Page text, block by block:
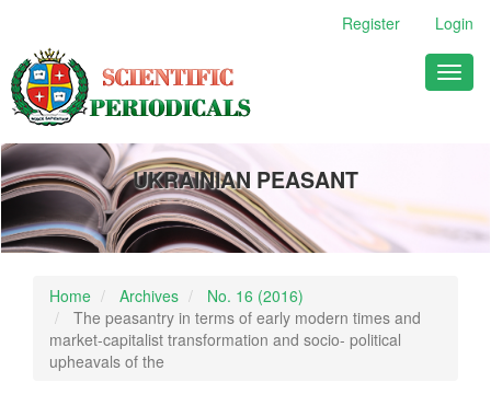
Main
Content
Sidebar
Register Login
UKRAINIAN PEASANT
Home Archives
No. 16 (2016)
The peasantry in terms of early modern times and
market-capitalist transformation and socio- political
upheavals of the